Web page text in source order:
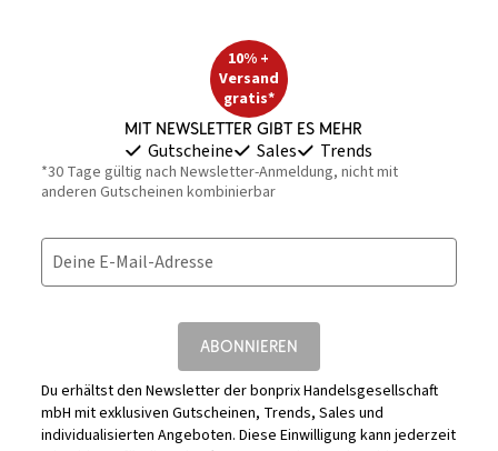
10% +
Versand
gratis*
Mit Newsletter gibt es mehr
Gutscheine Sales Trends
*30 Tage gültig nach Newsletter-Anmeldung, nicht mit
anderen Gutscheinen kombinierbar
Deine E-Mail-Adresse
ABONNIEREN
Du erhältst den Newsletter der bonprix Handelsgesellschaft
mbH mit exklusiven Gutscheinen, Trends, Sales und
individualisierten Angeboten. Diese Einwilligung kann jederzeit